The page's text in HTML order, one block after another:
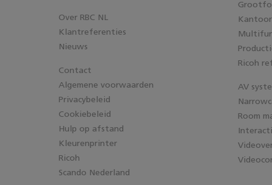
Over RBC NL
Klantreferenties
Nieuws
Contact
Algemene voorwaarden
Privacybeleid
Cookiebeleid
Hulp op afstand
Kleurenprinter
Ricoh
Scando Nederland
Ricoh
AV
Room